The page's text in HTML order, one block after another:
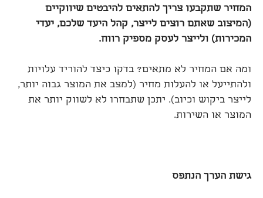
המחיר שתקבעו צריך להתאים להיבטים שיווקיים
(המיצוב שאתם רוצים לייצר, קהל היעד שלכם, יעדי
המכירות) ולייצר לעסק מספיק רווח.
ומה אם המחיר לא מתאים? בדקו כיצד להוריד עלויות
ולהתייעל או להעלות מחיר (למצב את המוצר גבוה יותר,
לייצר ביקוש וכיוב). יתכן שתבחרו לא לשווק יותר את
המוצר או השירות.
גישת הערך הנתפס